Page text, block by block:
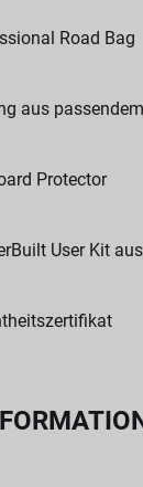
Road Bag
aus
Protector
User Kit